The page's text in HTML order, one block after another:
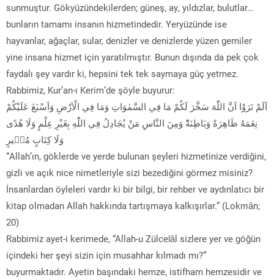
sunmuştur. Gökyüzündekilerden; güneş, ay, yıldızlar, bulutlar…
bunların tamamı insanın hizmetindedir. Yeryüzünde ise
hayvanlar, ağaçlar, sular, denizler ve denizlerde yüzen gemiler
yine insana hizmet için yaratılmıştır. Bunun dışında da pek çok
faydalı şey vardır ki, hepsini tek tek saymaya güç yetmez.
Rabbimiz, Kur’an-ı Kerim’de şöyle buyurur:
اَلَمْ تَرَوْا اَنَّ اللّٰهَ سَخَّرَ لَكُمْ مَا فِي السَّمٰوَاتِ وَمَا فِي الْاَرْضِ وَاَسْبَغَ عَلَيْكُمْ
نِعَمَهُ ظَاهِرَةً وَبَاطِنَةًؕ وَمِنَ النَّاسِ مَنْ يُجَادِلُ فِي اللّٰهِ بِغَيْرِ عِلْمٍ وَلَا هُدًى
وَلَا كِتَابٍ مُنٖيرٍ
“Allah’ın, göklerde ve yerde bulunan şeyleri hizmetinize verdiğini,
gizli ve açık nice nimetleriyle sizi bezediğini görmez misiniz?
İnsanlardan öyleleri vardır ki bir bilgi, bir rehber ve aydınlatıcı bir
kitap olmadan Allah hakkında tartışmaya kalkışırlar.” (Lokmân;
20)
Rabbimiz ayet-i kerimede, “Allah-u Zülcelâl sizlere yer ve göğün
içindeki her şeyi sizin için musahhar kılmadı mı?”
buyurmaktadır. Ayetin başındaki hemze, istifham hemzesidir ve